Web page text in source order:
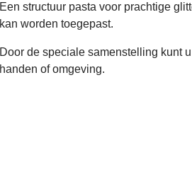
Een structuur pasta voor prachtige
kan worden toegepast.
Door de speciale samenstelling kunt
handen of omgeving.